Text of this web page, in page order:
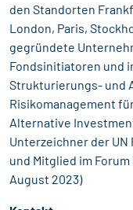
den Standorten
London, Paris,
gegründete
Fondsinitiatoren und
Strukturierungs- und
Risikomanagement
Alternative
Unterzeichner der
und Mitglied im
August 2023)